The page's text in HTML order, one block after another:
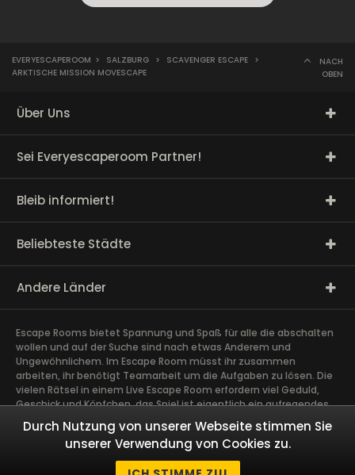
EVERYESCAPEROOM > SALZBURG > SCAVENGER ESCAPE >
ARKTISCHE MISSION MOVESCAPE
NACH
OBEN
Über Uns
Sei Everyescaperoom Partner!
Bleib informiert!
Beliebteste Städte
Andere Länder
Escape Rooms bietet Spannung und Spaß für alle die abschalten
wollen und auf der Suche sind nach etwas Anderem und
Ungewöhnlichem. Im Escape Room müsst ihr zusammen
arbeiten, ihr benötigt Teamarbeit um die Aufgaben zu lösen. Die
vielen Rätsel in einem Live Escape Room erfordern viel Geduld,
Geschick und Köpfchen, das Spiel ist eigentlich ein aufregendes
Gehirntraining Exit Rooms sind sehr gut für Team Building und
andere Firmen Events geeignet. Das spannendste Teamevent,
das ihr je erlebt habt schweißt Euch zusammen. Taucht ab in
fesselnde Geschichten und löst gemeinsam als Team
Durch Nutzung von unserer Webseite stimmen Sie
unserer Verwendung von Cookies zu.